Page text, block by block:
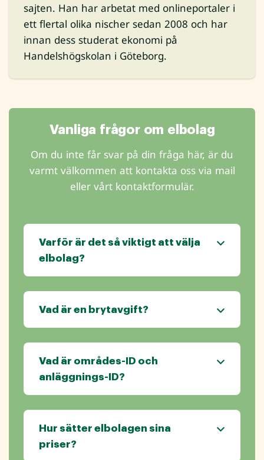
sajten. Han har arbetat med onlineportaler i
ett flertal olika nischer sedan 2008 och har
innan dess studerat ekonomi på
Handelshögskolan i Göteborg.
Vanliga frågor om elbolag
Om du inte får svar på din fråga här, är du
varmt välkommen att kontakta oss via mail
eller vårt kontaktformulär.
Varför är det så viktigt att välja
elbolag?
Vad är en brytavgift?
Vad är områdes-ID och
anläggnings-ID?
Hur sätter elbolagen sina
priser?